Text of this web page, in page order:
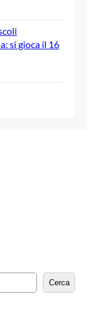
si gioca il 16
Cerca